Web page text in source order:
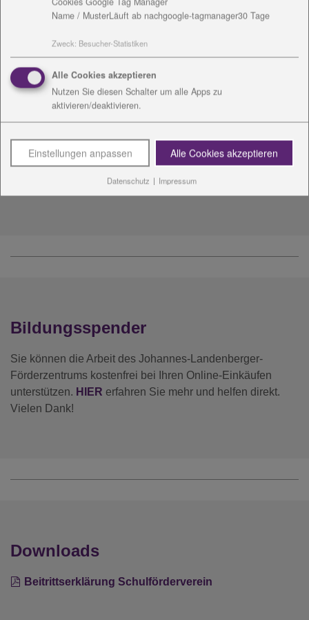
Spendenkonto
IBAN:DE83820641880005033330
BIC:GENODEF1WE1
Verwendungszweck:Schulförderverein-Für Euch e.V.
Bildungsspender
Sie können die Arbeit des Johannes-Landenberger-
Förderzentrums kostenfrei bei Ihren Online-Einkäufen
unterstützen. HIER erfahren Sie mehr und helfen direkt.
Vielen Dank!
Downloads
Beitrittserklärung Schulförderverein
Name / MusterLäuft ab nachgoogle-tagmanager30 Tage
Zweck: Besucher-Statistiken
Alle Cookies akzeptieren
Nutzen Sie diesen Schalter um alle Apps zu
aktivieren/deaktivieren.
Einstellungen anpassen Alle Cookies akzeptieren
Datenschutz | Impressum